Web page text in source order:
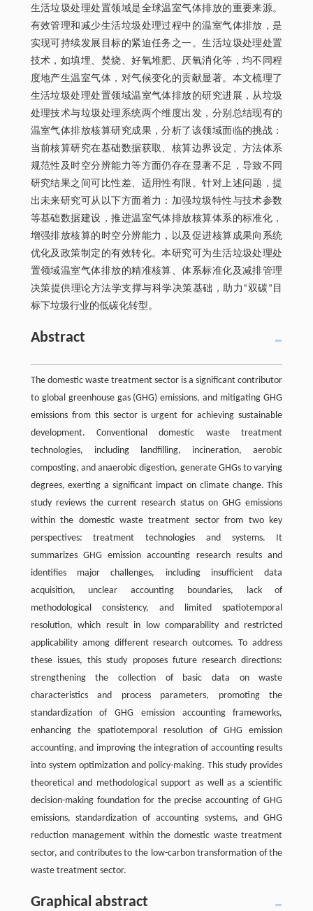
生活垃圾处理处置领域是全球温室气体排放的重要来源。
有效管理和减少生活垃圾处理过程中的温室气体排放，是
实现可持续发展目标的紧迫任务之一。生活垃圾处理处置
技术，如填埋、焚烧、好氧堆肥、厌氧消化等，均不同程
度地产生温室气体，对气候变化的贡献显著。本文梳理了
生活垃圾处理处置领域温室气体排放的研究进展，从垃圾
处理技术与垃圾处理系统两个维度出发，分别总结现有的
温室气体排放核算研究成果，分析了该领域面临的挑战：
当前核算研究在基础数据获取、核算边界设定、方法体系
规范性及时空分辨能力等方面仍存在显著不足，导致不同
研究结果之间可比性差、适用性有限。针对上述问题，提
出未来研究可从以下方面着力：加强垃圾特性与技术参数
等基础数据建设，推进温室气体排放核算体系的标准化，
增强排放核算的时空分辨能力，以及促进核算成果向系统
优化及政策制定的有效转化。本研究可为生活垃圾处理处
置领域温室气体排放的精准核算、体系标准化及减排管理
决策提供理论方法学支撑与科学决策基础，助力“双碳”目
标下垃圾行业的低碳化转型。
Abstract
The domestic waste treatment sector is a significant contributor
to global greenhouse gas (GHG) emissions, and mitigating GHG
emissions from this sector is urgent for achieving sustainable
development. Conventional domestic waste treatment
technologies, including landfilling, incineration, aerobic
composting, and anaerobic digestion, generate GHGs to varying
degrees, exerting a significant impact on climate change. This
study reviews the current research status on GHG emissions
within the domestic waste treatment sector from two key
perspectives: treatment technologies and systems. It
summarizes GHG emission accounting research results and
identifies major challenges, including insufficient data
acquisition, unclear accounting boundaries, lack of
methodological consistency, and limited spatiotemporal
resolution, which result in low comparability and restricted
applicability among different research outcomes. To address
these issues, this study proposes future research directions:
strengthening the collection of basic data on waste
characteristics and process parameters, promoting the
standardization of GHG emission accounting frameworks,
enhancing the spatiotemporal resolution of GHG emission
accounting, and improving the integration of accounting results
into system optimization and policy-making. This study provides
theoretical and methodological support as well as a scientific
decision-making foundation for the precise accounting of GHG
emissions, standardization of accounting systems, and GHG
reduction management within the domestic waste treatment
sector, and contributes to the low-carbon transformation of the
waste treatment sector.
Graphical abstract